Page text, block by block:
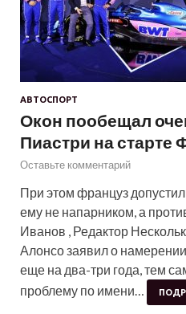
АВТОСПОРТ
Окон пообещал
Пиастри на старте
Оставьте комментарий
При этом француз
ему не напарником, а
Иванов , Редактор
Алонсо заявил о
еще на два-три года, тем
проблему по имени…